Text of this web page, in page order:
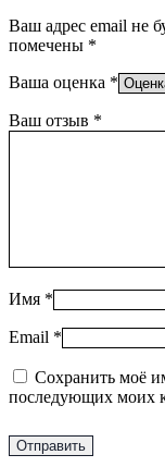
Ваш адрес email не
помечены *
Ваша оценка *
Ваш отзыв *
Имя *
Email *
Сохранить моё
последующих моих